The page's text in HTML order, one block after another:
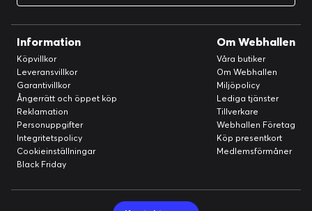
Information
Köpvillkor
Leveransvillkor
Garantivillkor
Ångerrätt och öppet köp
Reklamation
Personuppgifter
Integritetspolicy
Cookieinställningar
Black Friday
Om Webhallen
Våra butiker
Om Webhallen
Miljöpolicy
Lediga tjänster
Tillverkare
Webhallen Företag
Köp presentkort
Medlemsförmåner